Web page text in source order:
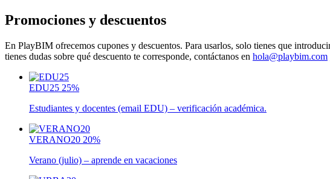
Promociones y descuentos
En PlayBIM ofrecemos cupones y descuentos. Para usarlos, solo tienes que
tienes dudas sobre qué descuento te corresponde, contáctanos en hola@playbim.com
EDU25 25%
Estudiantes y docentes (email EDU) – verificación académica.
VERANO20 20%
Verano (julio) – aprende en vacaciones